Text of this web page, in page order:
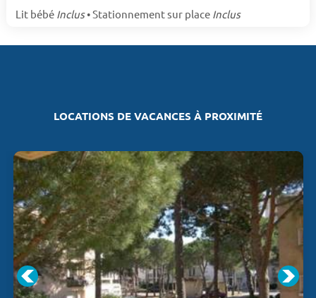
Lit bébé Inclus• Stationnement sur place Inclus
LOCATIONS DE VACANCES À PROXIMITÉ